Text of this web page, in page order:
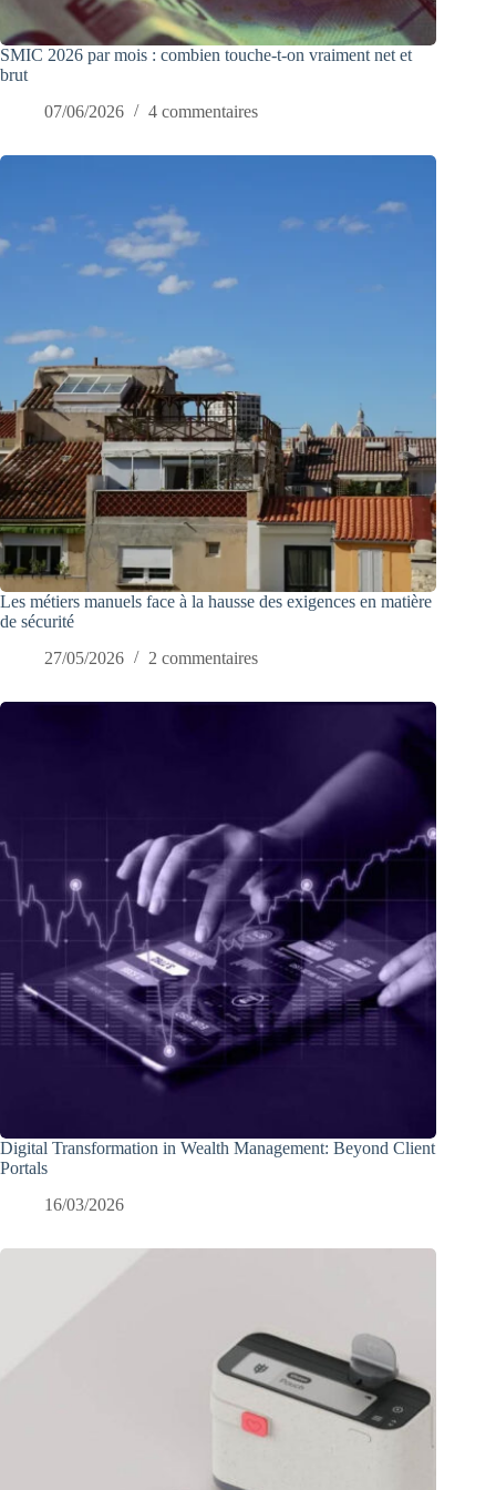
SMIC 2026 par mois : combien touche-t-on vraiment net et
brut
07/06/2026
4 commentaires
Les métiers manuels face à la hausse des exigences en matière
de sécurité
27/05/2026
2 commentaires
Digital Transformation in Wealth Management: Beyond Client
Portals
16/03/2026